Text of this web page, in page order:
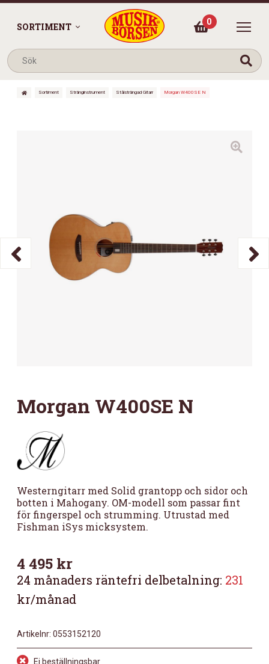
SORTIMENT 0
Sortiment Stränginstrument Stålsträngad Gitarr Morgan W400SE N
Morgan W400SE N
Westerngitarr med Solid grantopp och sidor och
botten i Mahogany. OM-modell som passar fint
för fingerspel och strumming. Utrustad med
Fishman iSys micksystem.
4 495 kr
24 månaders räntefri delbetalning: 231
kr/månad
Artikelnr: 0553152120
Ej beställningsbar